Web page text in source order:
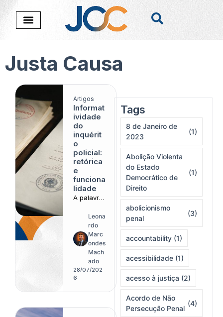
Justa Causa
Nada foi encontado
Artigos
Informat
ividade
do
inquérit
o
policial:
retórica
e
funciona
lidade
A palavra
doutrina
usa para
esvaziar
garantias
processo
penal
Leona
rdo
Marc
ondes
Mach
ado
28/07/202
6
Tags
8 de Janeiro de
2023
(1)
Abolição Violenta
do Estado
Democrático de
Direito
(1)
abolicionismo
penal
(3)
accountability (1)
acessibilidade (1)
acesso à justiça (2)
Acordo de Não
Persecução Penal
(4)